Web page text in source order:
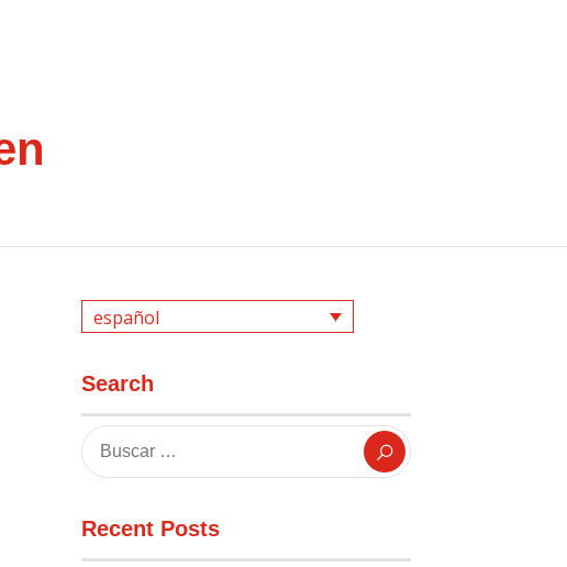
español
Search
Recent Posts